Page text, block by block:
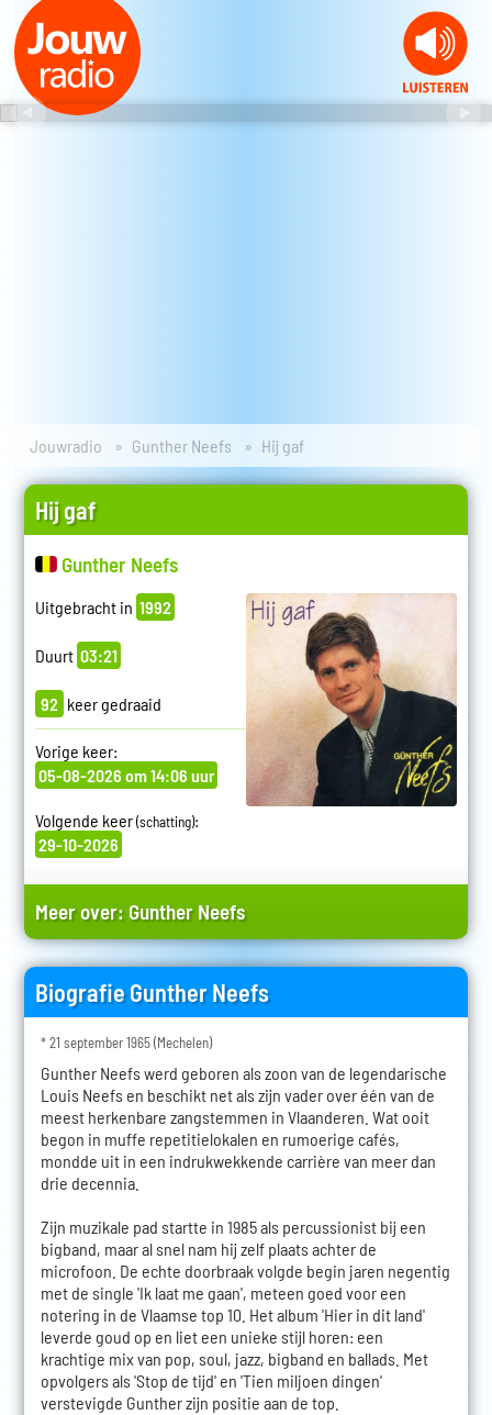
Jouwradio Gunther Neefs Hij gaf
Hij gaf
Gunther Neefs
Uitgebracht in 1992
Duurt 03:21
92 keer gedraaid
Vorige keer:
05-08-2026 om 14:06 uur
Volgende keer(schatting):
29-10-2026
Meer over: Gunther Neefs
Biografie Gunther Neefs
* 21 september 1965 (Mechelen)
Gunther Neefs werd geboren als zoon van de legendarische
Louis Neefs en beschikt net als zijn vader over één van de
meest herkenbare zangstemmen in Vlaanderen. Wat ooit
begon in muffe repetitielokalen en rumoerige cafés,
mondde uit in een indrukwekkende carrière van meer dan
drie decennia.
Zijn muzikale pad startte in 1985 als percussionist bij een
bigband, maar al snel nam hij zelf plaats achter de
microfoon. De echte doorbraak volgde begin jaren negentig
met de single 'Ik laat me gaan', meteen goed voor een
notering in de Vlaamse top 10. Het album 'Hier in dit land'
leverde goud op en liet een unieke stijl horen: een
krachtige mix van pop, soul, jazz, bigband en ballads. Met
opvolgers als 'Stop de tijd' en 'Tien miljoen dingen'
verstevigde Gunther zijn positie aan de top.